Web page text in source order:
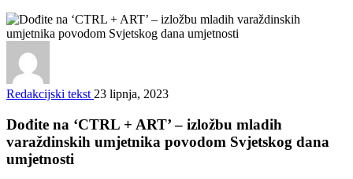
Redakcijski tekst 23 lipnja, 2023
Dođite na ‘CTRL + ART’ – izložbu mladih
varaždinskih umjetnika povodom Svjetskog dana
umjetnosti